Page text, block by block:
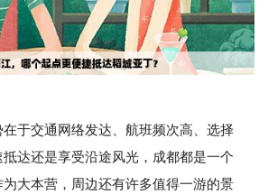
交通网络发达、航班频次高、选择
达还是享受沿途风光，成都都是一个
大本营，周边还有许多值得一游的景